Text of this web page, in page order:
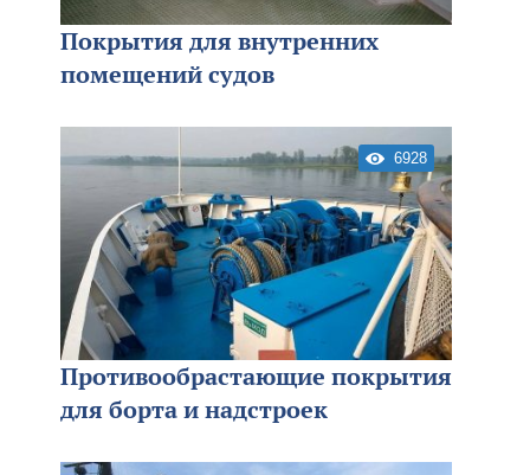
Покрытия для внутренних
помещений судов
6928
Противообрастающие покрытия
для борта и надстроек